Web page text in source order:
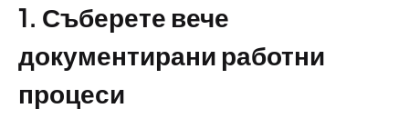
1. Съберете вече
документирани работни
процеси